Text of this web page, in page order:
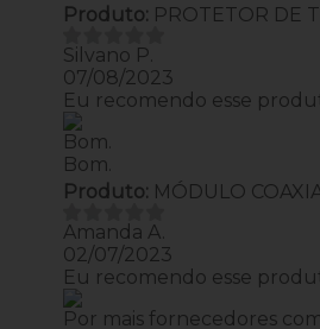
Produto: PROTETOR DE
Silvano P.
07/08/2023
Eu recomendo esse
Bom.
Bom.
Produto: MÓDULO
Amanda A.
02/07/2023
Eu recomendo esse
Por mais fornecedores